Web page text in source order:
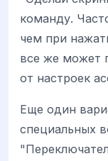
команду.
чем при
все же может
от настроек
Еще один
специальных